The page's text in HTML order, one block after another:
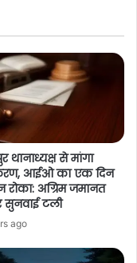
थानाध्यक्ष से मांगा
आईओ का एक दिन
रोका: अग्रिम जमानत
सुनवाई टली
ago